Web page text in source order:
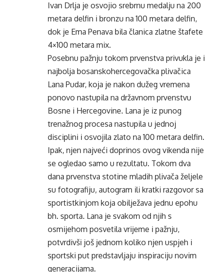
Ivan Drlja je osvojio srebrnu medalju na 200
metara delfin i bronzu na 100 metara delfin,
dok je Ema Penava bila članica zlatne štafete
4×100 metara mix.
Posebnu pažnju tokom prvenstva privukla je i
najbolja bosanskohercegovačka plivačica
Lana Pudar, koja je nakon dužeg vremena
ponovo nastupila na državnom prvenstvu
Bosne i Hercegovine. Lana je iz punog
trenažnog procesa nastupila u jednoj
disciplini i osvojila zlato na 100 metara delfin.
Ipak, njen najveći doprinos ovog vikenda nije
se ogledao samo u rezultatu. Tokom dva
dana prvenstva stotine mladih plivača željele
su fotografiju, autogram ili kratki razgovor sa
sportistkinjom koja obilježava jednu epohu
bh. sporta. Lana je svakom od njih s
osmijehom posvetila vrijeme i pažnju,
potvrdivši još jednom koliko njen uspjeh i
sportski put predstavljaju inspiraciju novim
generacijama.